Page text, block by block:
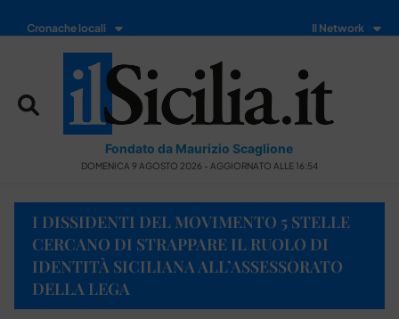
Cronache locali Il Network
Fondato da Maurizio Scaglione
DOMENICA 9 AGOSTO 2026 - AGGIORNATO ALLE 16:54
I DISSIDENTI DEL MOVIMENTO 5 STELLE
CERCANO DI STRAPPARE IL RUOLO DI
IDENTITÀ SICILIANA ALL’ASSESSORATO
DELLA LEGA